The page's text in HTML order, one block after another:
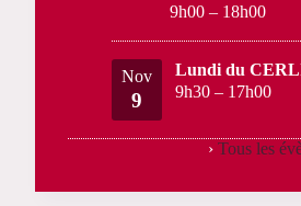
9h00 – 18h00
Nov
9
Lundi du
9h30 – 17h00
› Tous les